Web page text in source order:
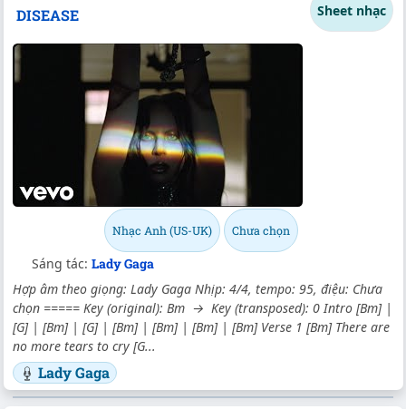
DISEASE Sheet nhạc
Nhạc Anh (US-UK) Chưa chọn
Sáng tác: Lady Gaga
Hợp âm theo giọng: Lady Gaga Nhịp: 4/4, tempo: 95, điệu: Chưa
chọn ===== Key (original): Bm → Key (transposed): 0 Intro [Bm] |
[G] | [Bm] | [G] | [Bm] | [Bm] | [Bm] | [Bm] Verse 1 [Bm] There are
no more tears to cry [G...
Lady Gaga